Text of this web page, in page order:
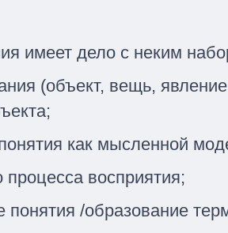
имеет дело с неким
(объект, вещь,
как мысленной
процесса восприятия;
понятия /образование